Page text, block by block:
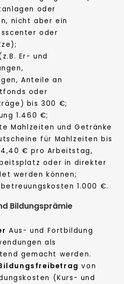
oder
nicht aber ein
oder
Er- und
Anteile an
oder
bis 300 €;
1.460 €;
Mahlzeiten und Getränke
für Mahlzeiten bis
€ pro Arbeitstag,
oder in direkter
werden können;
1.000 €.
Bildungsprämie
Aus- und Fortbildung
als
gemacht werden.
von
(Kurs- und